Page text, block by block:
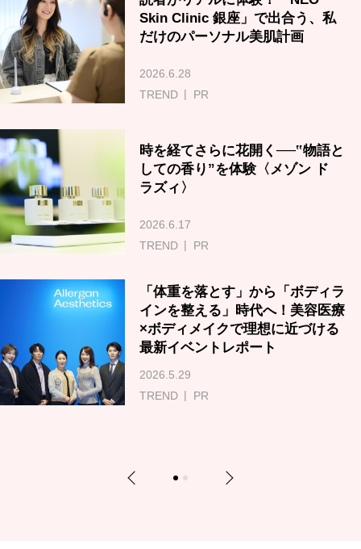
Skin Clinic 銀座」で出合う、私
だけのパーソナル美肌計画
2026.6.28
TREND
PR
時を経てさらに花開く──‟物語と
しての香り”を体験〈メゾン ド
ラズィ〉
2026.6.17
TREND
PR
「体重を落とす」から「ボディラ
インを整える」時代へ！美容医療
×ボディメイクで理想に近づける
最新イベントレポート
2026.5.29
TREND
PR
Previous 1 2 Next